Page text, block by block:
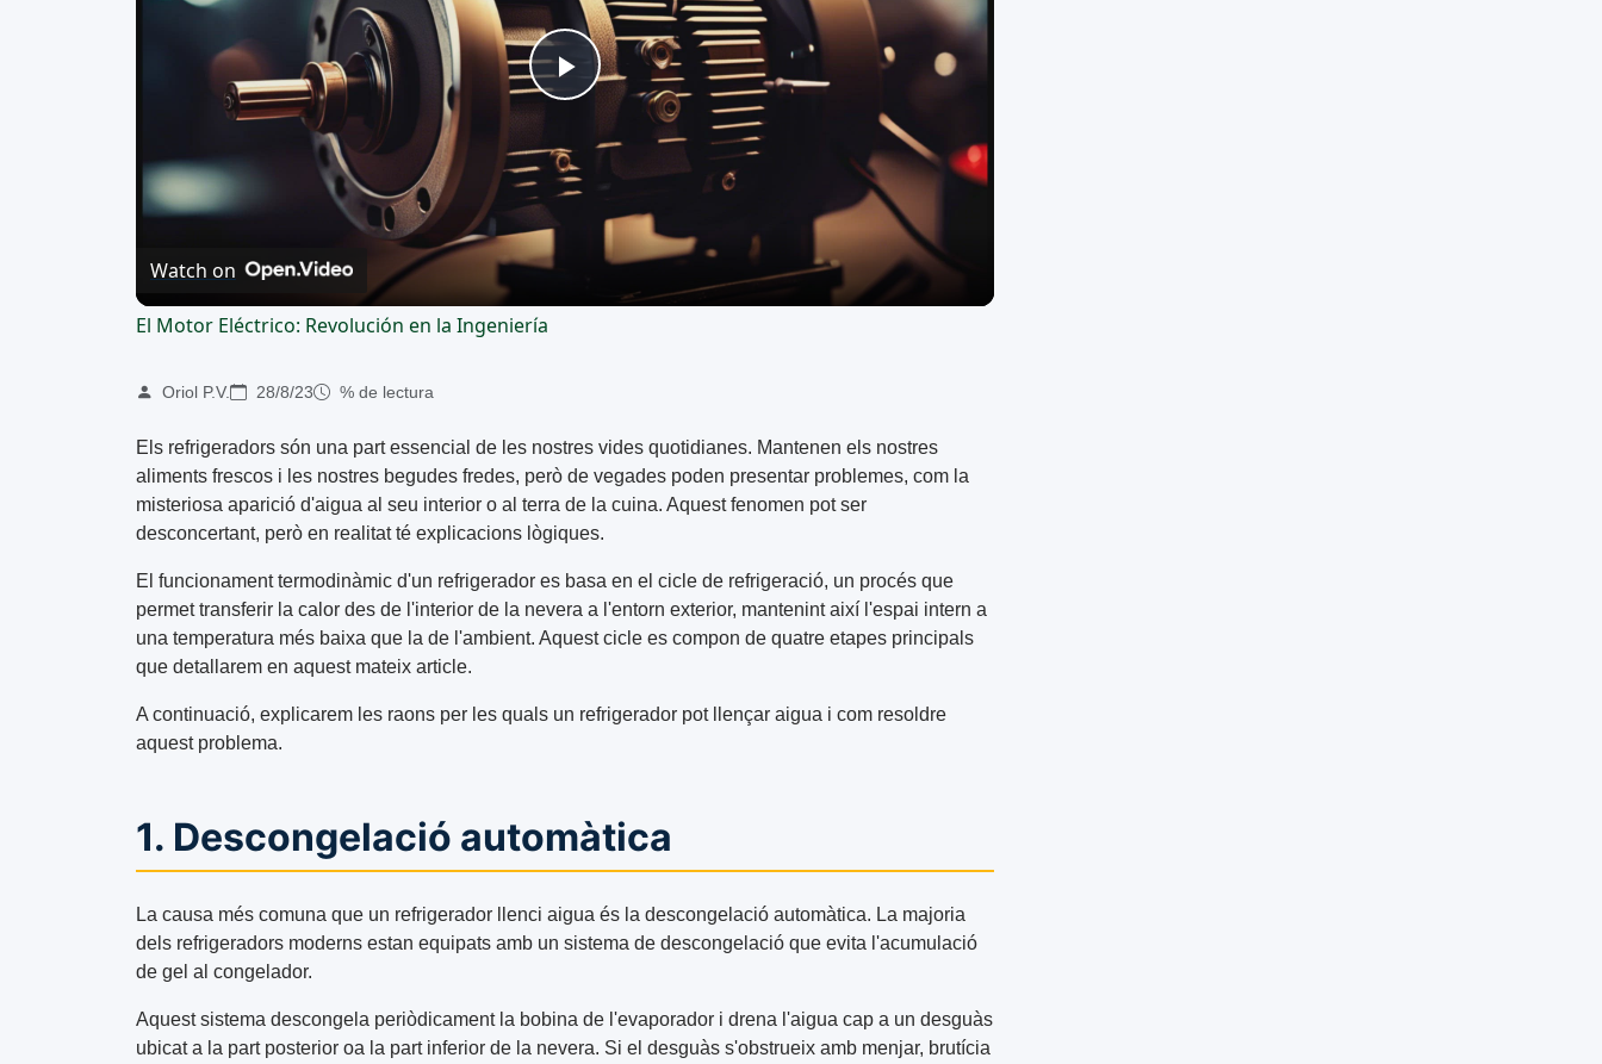
Play
Video
Watch on
El Motor Eléctrico: Revolución en la Ingeniería
Oriol P.V. 28/8/23 % de lectura
Els refrigeradors són una part essencial de les nostres vides quotidianes. Mantenen els nostres
aliments frescos i les nostres begudes fredes, però de vegades poden presentar problemes, com la
misteriosa aparició d'aigua al seu interior o al terra de la cuina. Aquest fenomen pot ser
desconcertant, però en realitat té explicacions lògiques.
El funcionament termodinàmic d'un refrigerador es basa en el cicle de refrigeració, un procés que
permet transferir la calor des de l'interior de la nevera a l'entorn exterior, mantenint així l'espai intern a
una temperatura més baixa que la de l'ambient. Aquest cicle es compon de quatre etapes principals
que detallarem en aquest mateix article.
A continuació, explicarem les raons per les quals un refrigerador pot llençar aigua i com resoldre
aquest problema.
1. Descongelació automàtica
La causa més comuna que un refrigerador llenci aigua és la descongelació automàtica. La majoria
dels refrigeradors moderns estan equipats amb un sistema de descongelació que evita l'acumulació
de gel al congelador.
Aquest sistema descongela periòdicament la bobina de l'evaporador i drena l'aigua cap a un desguàs
ubicat a la part posterior oa la part inferior de la nevera. Si el desguàs s'obstrueix amb menjar, brutícia